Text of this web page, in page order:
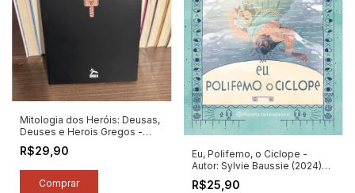
Mitologia dos Heróis: Deusas,
Deuses e Herois Gregos -
Autor: Baby Siqueira Abrão
(2017) [novo]
R$29,90
Eu, Polifemo, o Ciclope -
Autor: Sylvie Baussie (2024)
[novo]
R$25,90